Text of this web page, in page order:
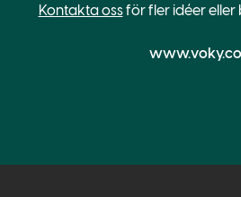
Kontakta ossför fler idéer eller